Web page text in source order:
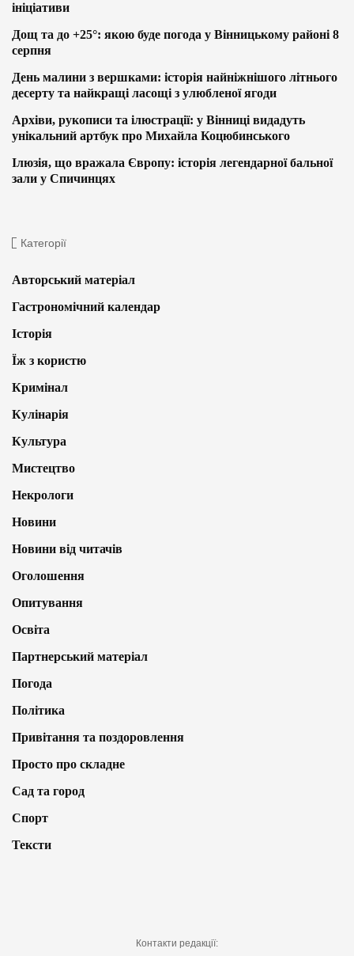
ініціативи
Дощ та до +25°: якою буде погода у Вінницькому районі 8
серпня
День малини з вершками: історія найніжнішого літнього
десерту та найкращі ласощі з улюбленої ягоди
Архіви, рукописи та ілюстрації: у Вінниці видадуть
унікальний артбук про Михайла Коцюбинського
Ілюзія, що вражала Європу: історія легендарної бальної
зали у Спичинцях
Категорії
Авторський матеріал
Гастрономічний календар
Історія
Їж з користю
Кримінал
Кулінарія
Культура
Мистецтво
Некрологи
Новини
Новини від читачів
Оголошення
Опитування
Освіта
Партнерський матеріал
Погода
Політика
Привітання та поздоровлення
Просто про складне
Сад та город
Спорт
Тексти
Контакти редакції: